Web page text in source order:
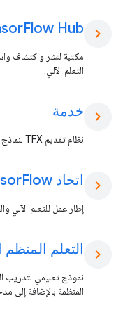
chevron_right
Flow Hub
مكتبة لنشر واكتشاف
التعلم الآلي.
chevron_right خدمة
نظام تقديم TFX لنماذج ML ، مصمم للأداء العالي في بيئات الإنتاج.
chevron_right اتحاد Tensor Flow
إطار عمل للتعلم الآلي
chevron_right التعلم
نموذج تعليمي لتدريب
المنظمة بالإضافة إلى